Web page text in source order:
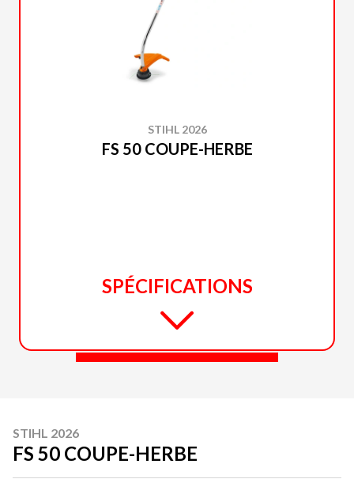
STIHL 2026
FS 50 COUPE-HERBE
SPÉCIFICATIONS
STIHL 2026
FS 50 COUPE-HERBE